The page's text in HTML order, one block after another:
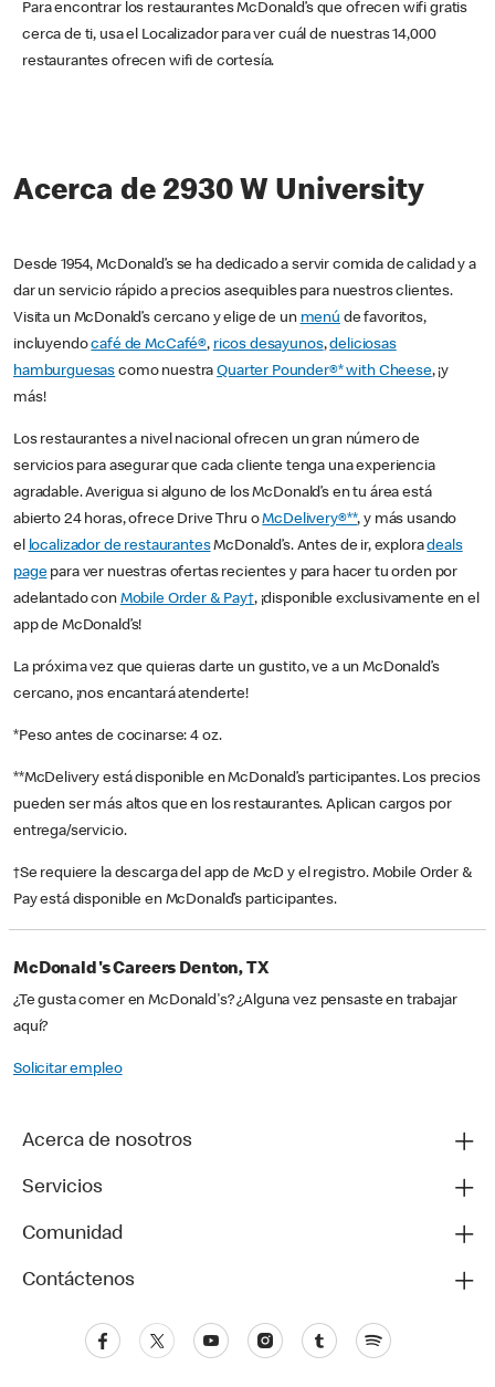
Para encontrar los restaurantes McDonald’s que ofrecen wifi gratis
cerca de ti, usa el Localizador para ver cuál de nuestras 14,000
restaurantes ofrecen wifi de cortesía.
Acerca de 2930 W University
Desde 1954, McDonald’s se ha dedicado a servir comida de calidad y a
dar un servicio rápido a precios asequibles para nuestros clientes.
Visita un McDonald’s cercano y elige de un menú de favoritos,
incluyendocafé de McCafé®, ricos desayunos,deliciosas
hamburguesas como nuestraQuarter Pounder®* with Cheese, ¡y
más!
Los restaurantes a nivel nacional ofrecen un gran número de
servicios para asegurar que cada cliente tenga una experiencia
agradable. Averigua si alguno de los McDonald’s en tu área está
abierto 24 horas, ofrece Drive Thru oMcDelivery®**, y más usando
el localizador de restaurantesMcDonald’s. Antes de ir, exploradeals
pagepara ver nuestras ofertas recientes y para hacer tu orden por
adelantado con Mobile Order & Pay†, ¡disponible exclusivamente en el
app de McDonald’s!
La próxima vez que quieras darte un gustito, ve a un McDonald’s
cercano, ¡nos encantará atenderte!
*Peso antes de cocinarse: 4 oz.
**McDelivery está disponible en McDonald’s participantes. Los precios
pueden ser más altos que en los restaurantes. Aplican cargos por
entrega/servicio.
†Se requiere la descarga del app de McD y el registro. Mobile Order &
Pay está disponible en McDonald’s participantes.
McDonald's Careers Denton, TX
¿Te gusta comer en McDonald's? ¿Alguna vez pensaste en trabajar
aquí?
Solicitar empleo
Acerca de nosotros
Servicios
Comunidad
Contáctenos